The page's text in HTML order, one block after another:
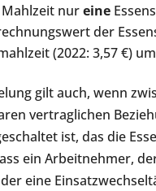
nureine
der
(2022: 3,57 €)
gilt auch, wenn
vertraglichen
ist, das die
ein Arbeitnehmer,
eine